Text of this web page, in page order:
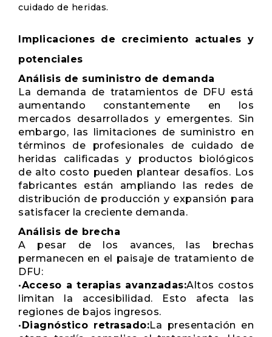
cuidado de heridas.
Implicaciones de crecimiento actuales y
potenciales
Análisis de suministro de demanda
La demanda de tratamientos de DFU está
aumentando constantemente en los
mercados desarrollados y emergentes. Sin
embargo, las limitaciones de suministro en
términos de profesionales de cuidado de
heridas calificadas y productos biológicos
de alto costo pueden plantear desafíos. Los
fabricantes están ampliando las redes de
distribución de producción y expansión para
satisfacer la creciente demanda.
Análisis de brecha
A pesar de los avances, las brechas
permanecen en el paisaje de tratamiento de
DFU:
•Acceso a terapias avanzadas:Altos costos
limitan la accesibilidad. Esto afecta las
regiones de bajos ingresos.
•Diagnóstico retrasado:La presentación en